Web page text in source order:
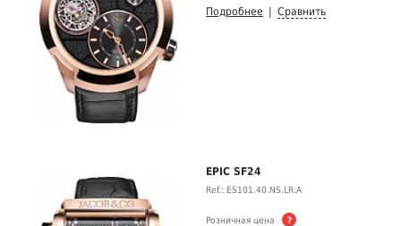
Подробнее Сравнить
EPIC SF24
Ref.: ES101.40.NS.LR.A
Розничная цена ?